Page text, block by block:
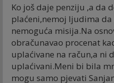
Ko još daje penziju ,a da
plaćeni,nemoj ljudima da
nemoguća misija.Na
obračunavao procenat
uplaćivane na račun,a ni
uplaćivani.Meni bi bila
mogu samo pjevati